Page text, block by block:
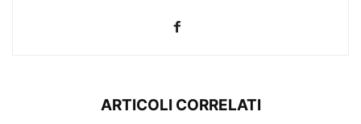
ARTICOLI CORRELATI